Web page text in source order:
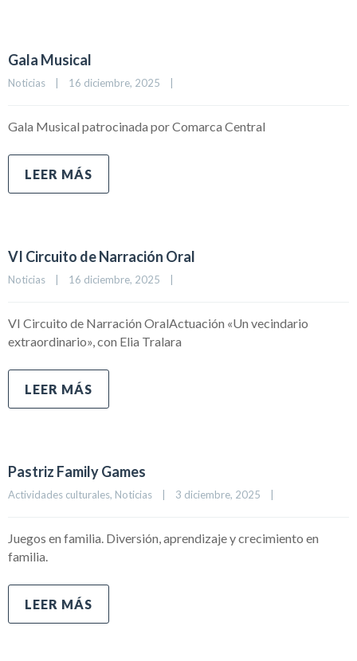
Gala Musical
Noticias 16 diciembre, 2025
Gala Musical patrocinada por Comarca Central
LEER MÁS
VI Circuito de Narración Oral
Noticias 16 diciembre, 2025
VI Circuito de Narración OralActuación «Un vecindario
extraordinario», con Elia Tralara
LEER MÁS
Pastriz Family Games
Actividades culturales, Noticias 3 diciembre, 2025
Juegos en familia. Diversión, aprendizaje y crecimiento en
familia.
LEER MÁS